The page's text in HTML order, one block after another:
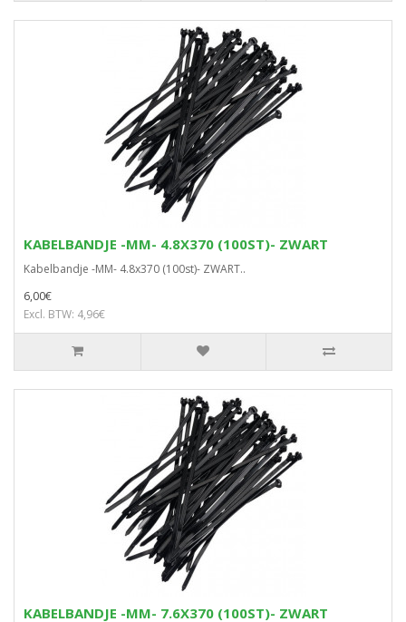
KABELBANDJE -MM- 4.8X370 (100ST)- ZWART
Kabelbandje -MM- 4.8x370 (100st)- ZWART..
6,00€
Excl. BTW: 4,96€
KABELBANDJE -MM- 7.6X370 (100ST)- ZWART